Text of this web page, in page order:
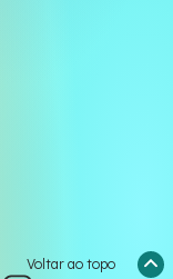
Voltar ao topo